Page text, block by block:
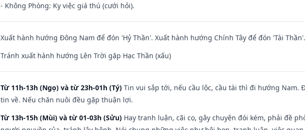
- Không Phòng: Kỵ việc giá thú (cưới hỏi).
Xuất hành hướng Đông Nam để đón 'Hỷ Thần'. Xuất hành hướng Chính Tây để đón 'Tài Thần'.
Tránh xuất hành hướng Lên Trời gặp Hạc Thần (xấu)
Từ 11h-13h (Ngọ) và từ 23h-01h (Tý) Tin vui sắp tới, nếu cầu lộc, cầu tài thì đi hướng Nam.
tin về. Nếu chăn nuôi đều gặp thuận lợi.
Từ 13h-15h (Mùi) và từ 01-03h (Sửu) Hay tranh luận, cãi cọ, gây chuyện đói kém, phải đề